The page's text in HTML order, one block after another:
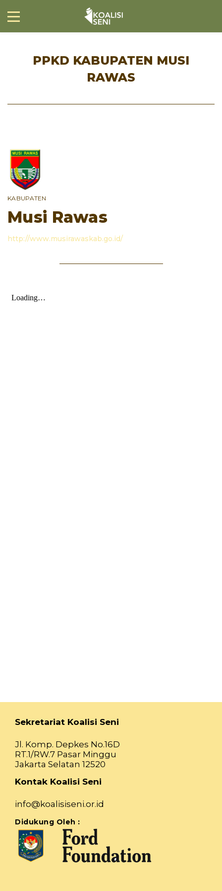
PPKD KABUPATEN MUSI
RAWAS
KABUPATEN
Musi Rawas
http://www.musirawaskab.go.id/
Sekretariat Koalisi Seni
Jl. Komp. Depkes No.16D
RT.1/RW.7 Pasar Minggu
Jakarta Selatan 12520
Kontak Koalisi Seni
info@koalisiseni.or.id
Didukung Oleh :